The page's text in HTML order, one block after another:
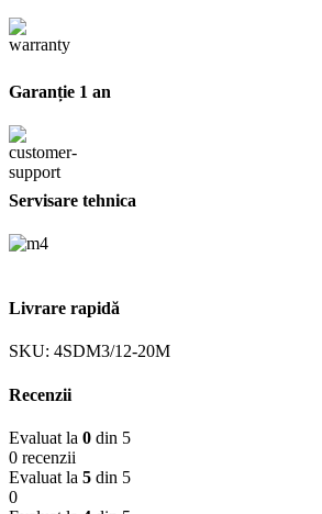
Garanție 1 an
Servisare tehnica
Livrare rapidă
SKU: 4SDM3/12-20M
Recenzii
Evaluat la 0 din 5
0 recenzii
Evaluat la 5 din 5
0